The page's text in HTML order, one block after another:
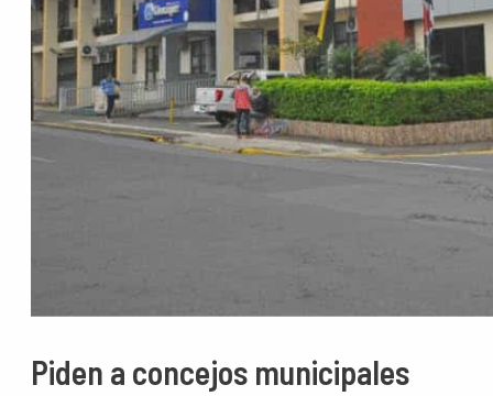
Piden a concejos municipales